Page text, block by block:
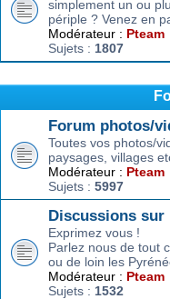
simplement un ou
périple ? Venez en
Modérateur : Pteam
Sujets : 1807
Forum photos/
Toutes vos photos/
paysages, villages
Modérateur : Pteam
Sujets : 5997
Discussions sur
Exprimez vous !
Parlez nous de tout
ou de loin les
Modérateur : Pteam
Sujets : 1532